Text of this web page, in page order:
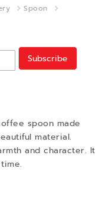
Spoon
spoon made
material.
and character. It
Subscribe